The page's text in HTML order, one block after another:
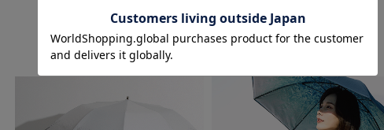
価格・割引率
価格 (円)
Feature